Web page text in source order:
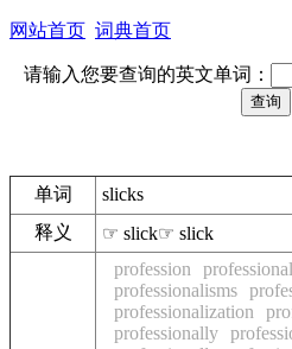
网站首页 词典首页
请输入您要查询的英文单词：
单词
slicks
释义
☞ slick☞ slick
profession professional
professionalisms
professionalization
professionally